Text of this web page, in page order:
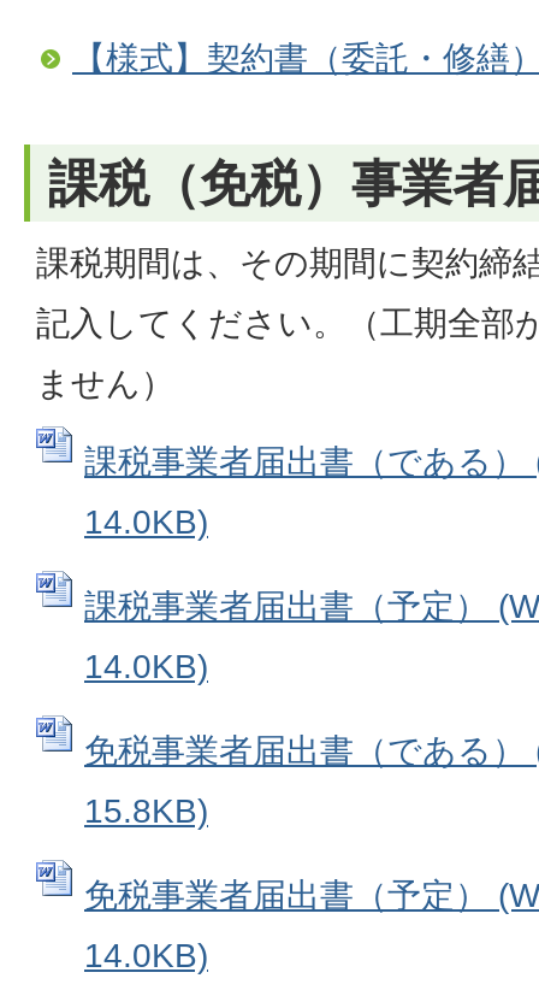
【様式】契約書（委託・修繕
課税（免税）事業者
課税期間は、その期間に契約締
記入してください。（工期全部
ません）
課税事業者届出書（である
14.0KB)
課税事業者届出書（予定）
14.0KB)
免税事業者届出書（である
15.8KB)
免税事業者届出書（予定）
14.0KB)